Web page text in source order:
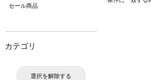
セール商品
カテゴリ
選択を解除する